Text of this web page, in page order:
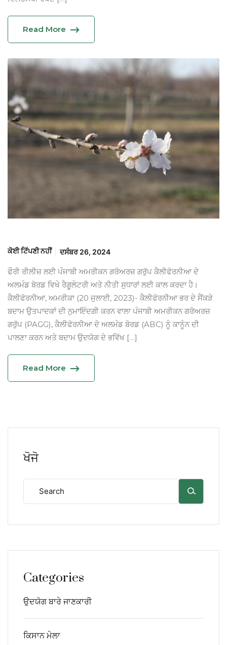
Read More
ਕੋਈ ਟਿੱਪਣੀ ਨਹੀਂ ਦਸੰਬਰ 26, 2024
ਫੌਰੀ ਰੀਲੀਜ਼ ਲਈ ਪੰਜਾਬੀ ਅਮਰੀਕਨ ਗਰੋਅਰਜ਼ ਗਰੁੱਪ ਕੈਲੀਫੋਰਨੀਆ ਦੇ
ਅਲਮੰਡ ਬੋਰਡ ਵਿਖੇ ਰੈਗੂਲੇਟਰੀ ਅਤੇ ਨੀਤੀ ਸੁਧਾਰਾਂ ਲਈ ਕਾਲ ਕਰਦਾ ਹੈ।
ਕੈਲੀਫੋਰਨੀਆ, ਅਮਰੀਕਾ (20 ਜੁਲਾਈ, 2023)- ਕੈਲੀਫੋਰਨੀਆ ਭਰ ਦੇ ਸੈਂਕੜੇ
ਬਦਾਮ ਉਤਪਾਦਕਾਂ ਦੀ ਨੁਮਾਇੰਦਗੀ ਕਰਨ ਵਾਲਾ ਪੰਜਾਬੀ ਅਮਰੀਕਨ ਗਰੋਅਰਜ਼
ਗਰੁੱਪ (PAGG), ਕੈਲੀਫੋਰਨੀਆ ਦੇ ਅਲਮੰਡ ਬੋਰਡ (ABC) ਨੂੰ ਕਾਨੂੰਨ ਦੀ
ਪਾਲਣਾ ਕਰਨ ਅਤੇ ਬਦਾਮ ਉਦਯੋਗ ਦੇ ਭਵਿੱਖ […]
Read More
ਖੋਜੋ
Categories
ਉਦਯੋਗ ਬਾਰੇ ਜਾਣਕਾਰੀ
ਕਿਸਾਨ ਮੇਲਾ